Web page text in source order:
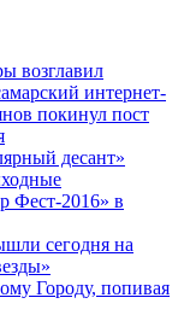
возглавил
интернет-
покинул пост
десант»
Фест-2016» в
сегодня на
Городу, попивая